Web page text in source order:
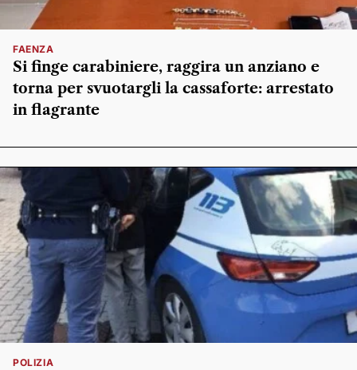
FAENZA
Si finge carabiniere, raggira un anziano e
torna per svuotargli la cassaforte: arrestato
in flagrante
POLIZIA